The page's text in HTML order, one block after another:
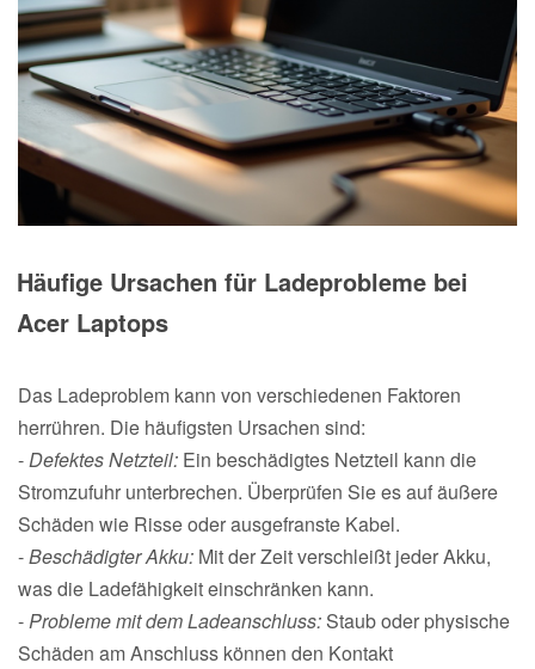
Häufige Ursachen für Ladeprobleme bei
Acer Laptops
Das Ladeproblem kann von verschiedenen Faktoren
herrühren. Die häufigsten Ursachen sind:
- Defektes Netzteil: Ein beschädigtes Netzteil kann die
Stromzufuhr unterbrechen. Überprüfen Sie es auf äußere
Schäden wie Risse oder ausgefranste Kabel.
-Beschädigter Akku: Mit der Zeit verschleißt jeder Akku,
was die Ladefähigkeit einschränken kann.
- Probleme mit dem Ladeanschluss: Staub oder physische
Schäden am Anschluss können den Kontakt